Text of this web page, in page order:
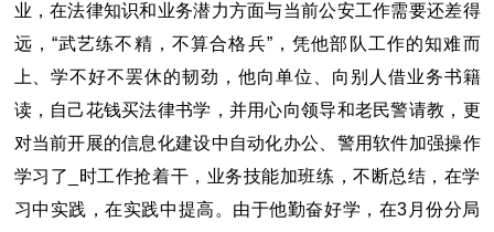
业，在法律知识和业务潜力方面与当前公安工作需要还差得
远，“武艺练不精，不算合格兵”，凭他部队工作的知难而
上、学不好不罢休的韧劲，他向单位、向别人借业务书籍
读，自己花钱买法律书学，并用心向领导和老民警请教，更
对当前开展的信息化建设中自动化办公、警用软件加强操作
学习了_时工作抢着干，业务技能加班练，不断总结，在学
习中实践，在实践中提高。由于他勤奋好学，在3月份分局